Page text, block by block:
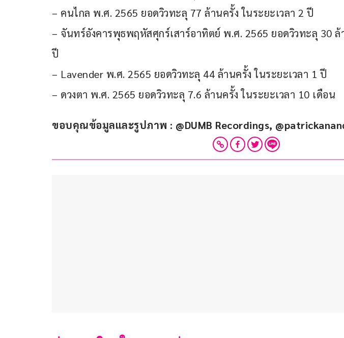
– คนไกล พ.ศ. 2565 ยอดวิวทะลุ 77 ล้านครั้ง ในระยะเวลา 2 ปี
– จันทร์อังคารพุธพฤหัสศุกร์เสาร์อาทิตย์ พ.ศ. 2565 ยอดวิวทะลุ 30 ล้
ปี
– Lavender พ.ศ. 2565 ยอดวิวทะลุ 44 ล้านครั้ง ในระยะเวลา 1 ปี
– ดวงตา พ.ศ. 2565 ยอดวิวทะลุ 7.6 ล้านครั้ง ในระยะเวลา 10 เดือน
ขอบคุณข้อมูลและรูปภาพ : @DUMB Recordings,